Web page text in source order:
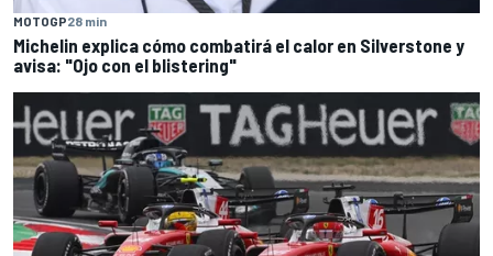
MOTOGP28 min
Michelin explica cómo combatirá el calor en Silverstone y
avisa: "Ojo con el blistering"